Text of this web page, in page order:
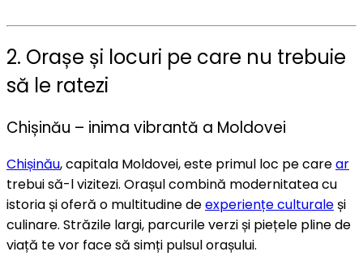
2. Orașe și locuri pe care nu trebuie
să le ratezi
Chișinău – inima vibrantă a Moldovei
Chișinău, capitala Moldovei, este primul loc pe carear
trebui să-l vizitezi. Orașul combină modernitatea cu
istoria și oferă o multitudine deexperiențe culturaleși
culinare. Străzile largi, parcurile verzi și piețele pline de
viață te vor face să simți pulsul orașului.